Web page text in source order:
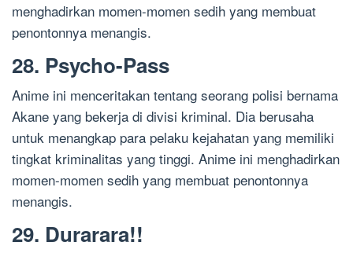
menghadirkan momen-momen sedih yang membuat
penontonnya menangis.
28. Psycho-Pass
Anime ini menceritakan tentang seorang polisi bernama
Akane yang bekerja di divisi kriminal. Dia berusaha
untuk menangkap para pelaku kejahatan yang memiliki
tingkat kriminalitas yang tinggi. Anime ini menghadirkan
momen-momen sedih yang membuat penontonnya
menangis.
29. Durarara!!